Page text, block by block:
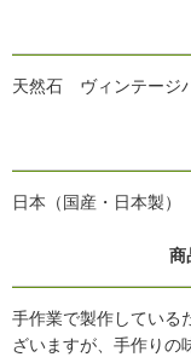
天然石 ヴィンテージ
日本（国産・日本製）
商
手作業で製作している
ざいますが、手作りの